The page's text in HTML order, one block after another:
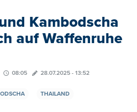
Kambodscha
auf Waffenruhe
08:05 28.07.2025 - 13:52
THAILAND